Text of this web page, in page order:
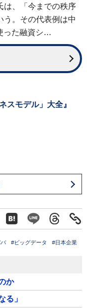
は、「今までの秩序
う。その代表例は中
った融資シ…
スモデル」大全』
#ビッグデータ #日本企業
か
る」